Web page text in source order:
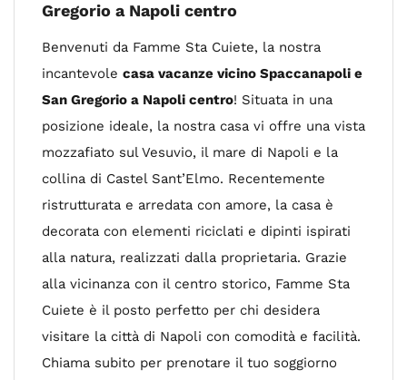
Gregorio a Napoli centro
Benvenuti da Famme Sta Cuiete, la nostra
incantevole casa vacanze vicino Spaccanapoli e
San Gregorio a Napoli centro! Situata in una
posizione ideale, la nostra casa vi offre una vista
mozzafiato sul Vesuvio, il mare di Napoli e la
collina di Castel Sant’Elmo. Recentemente
ristrutturata e arredata con amore, la casa è
decorata con elementi riciclati e dipinti ispirati
alla natura, realizzati dalla proprietaria. Grazie
alla vicinanza con il centro storico, Famme Sta
Cuiete è il posto perfetto per chi desidera
visitare la città di Napoli con comodità e facilità.
Chiama subito per prenotare il tuo soggiorno